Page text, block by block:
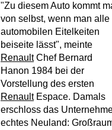
"Zu diesem Auto kommt
von selbst, wenn man alle
automobilen Eitelkeiten
beiseite lässt", meinte
RenaultChef Bernard
Hanon 1984 bei der
Vorstellung des ersten
RenaultEspace. Damals
erschloss das
echtes Neuland: